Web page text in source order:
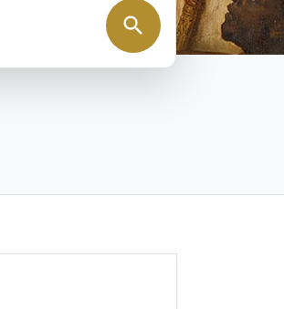
search